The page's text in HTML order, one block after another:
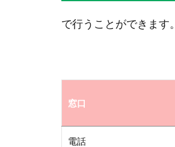
で行うことができます。
窓口
電話